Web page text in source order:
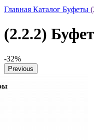
Главная Каталог Буфеты
(2.2.2)
-32%
Previous